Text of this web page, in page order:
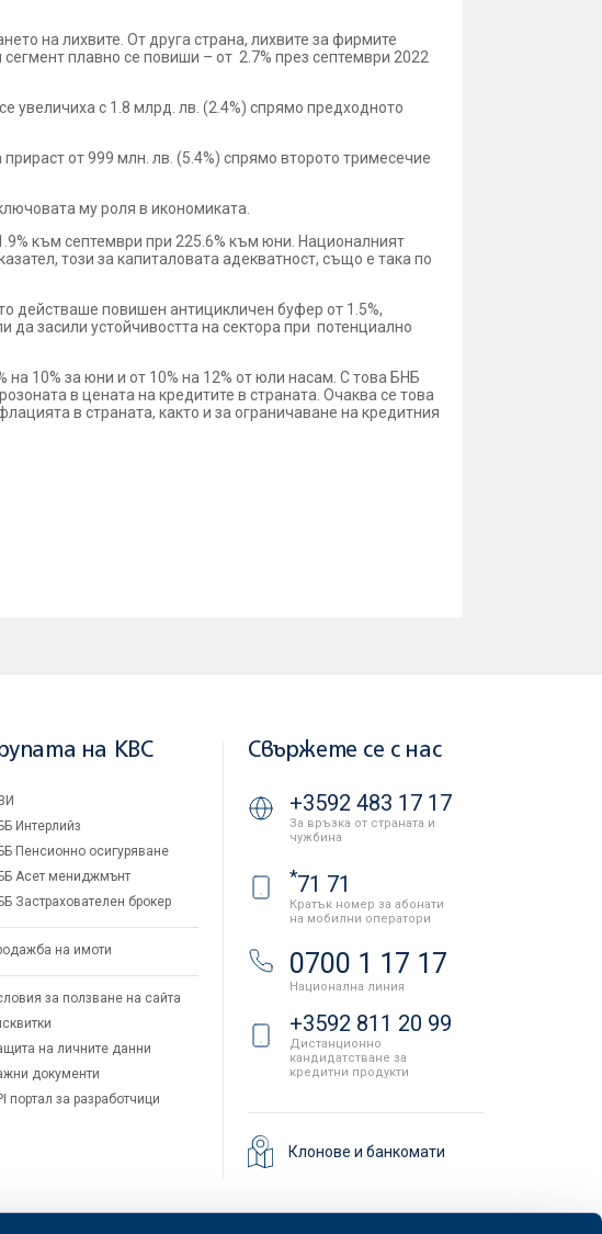
на лихвите. От друга страна, лихвите за фирмите
плавно се повиши – от 2.7% през септември 2022
увеличиха с 1.8 млрд. лв. (2.4%) спрямо предходното
от 999 млн. лв. (5.4%) спрямо второто тримесечие
му роля в икономиката.
към септември при 225.6% към юни. Националният
този за капиталовата адекватност, също е така по
действаше повишен антицикличен буфер от 1.5%,
засили устойчивостта на сектора при потенциално
10% за юни и от 10% на 12% от юли насам. С това БНБ
в цената на кредитите в страната. Очаква се това
в страната, както и за ограничаване на кредитния
на KBC
Интерлийз
Пенсионно осигуряване
Асет мениджмънт
Застрахователен брокер
на имоти
за ползване на сайта
на личните данни
документи
портал за разработчици
Свържете се с нас
+3592 483 17 17
За връзка от страната и
чужбина
*71 71
Кратък номер за абонати
на мобилни оператори
0700 1 17 17
Национална линия
+3592 811 20 99
Дистанционно
кандидатстване за
кредитни продукти
Клонове и банкомати